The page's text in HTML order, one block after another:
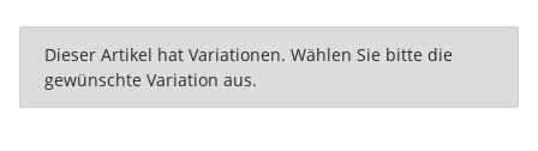
x
Dieser Artikel hat Variationen. Wählen Sie bitte die
gewünschte Variation aus.